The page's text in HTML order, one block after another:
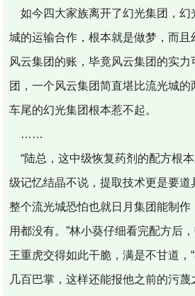
如今四大家族离开了幻光集团，幻
城的运输合作，根本就是做梦，而且
风云集团的账，毕竟风云集团的实
团，一个风云集团简直堪比流光城的
车尾的幻光集团根本惹不起。
……
“陆总，这中级恢复药剂的配方根
级记忆结晶不说，提取技术更是要道
整个流光城恐怕也就日月集团能制作
用都没有。”林小葵仔细看完配方后
王重虎交得如此干脆，满是不甘道，
几百巴掌，这样还能报他之前的污蔑